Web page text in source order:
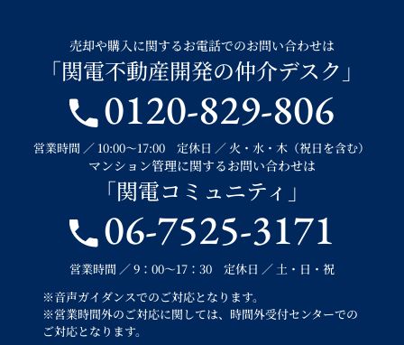
売却や購入に関するお電話でのお問い合わせは
「関電不動産開発の仲介デスク」
0120-829-806
営業時間 ／ 10:00～17:00 定休日 ／ 火・水・木（祝日を含む）
マンション管理に関するお問い合わせは
「関電コミュニティ」
06-7525-3171
営業時間 ／ 9：00～17：30 定休日 ／ 土・日・祝
※音声ガイダンスでのご対応となります。
※営業時間外のご対応に関しては、時間外受付センターでの
ご対応となります。